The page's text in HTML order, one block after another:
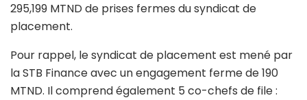
295,199 MTND de prises fermes du syndicat de
placement.
Pour rappel, le syndicat de placement est mené par
la STB Finance avec un engagement ferme de 190
MTND. Il comprend également 5 co-chefs de file :